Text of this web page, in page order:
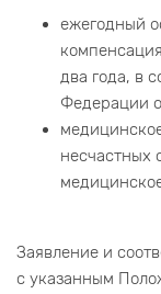
ежегодный
два года, в
Федерации
несчастных
Заявление и
с указанным